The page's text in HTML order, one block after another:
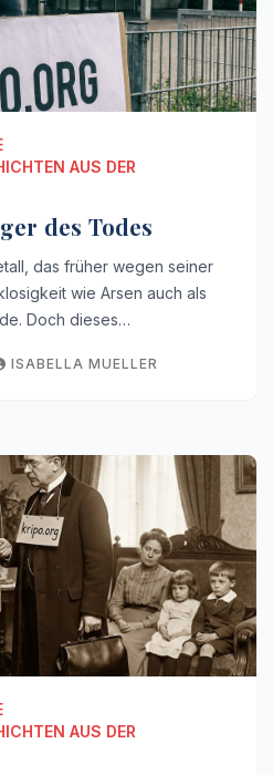
AUS DER
des Todes
das früher wegen seiner
wie Arsen auch als
Doch dieses…
ISABELLA MUELLER
AUS DER